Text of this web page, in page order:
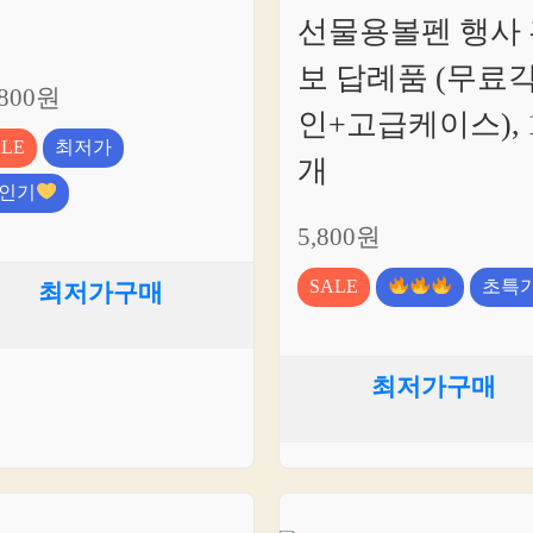
원
최저가
인기
최저가구매
선물용볼펜 행사
보 답례품 (무료
인+고급케이스),
개
5,800원
SALE 초특
최저가구매